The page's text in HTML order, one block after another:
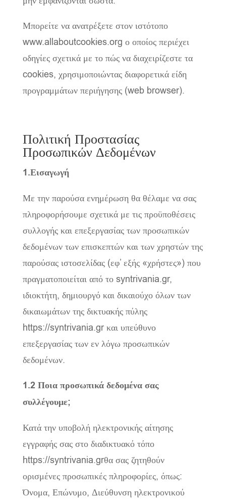
Μπορείτε να ανατρέξετε στον ιστότοπο
www.allaboutcookies.org ο οποίος περιέχει
οδηγίες σχετικά με το πώς να διαχειρίζεστε τα
cookies, χρησιμοποιώντας διαφορετικά είδη
προγραμμάτων περιήγησης (web browser).
Πολιτική Προστασίας
Προσωπικών Δεδομένων
1.Εισαγωγή
Με την παρούσα ενημέρωση θα θέλαμε να σας
πληροφορήσουμε σχετικά με τις προϋποθέσεις
συλλογής και επεξεργασίας των προσωπικών
δεδομένων των επισκεπτών και των χρηστών της
παρούσας ιστοσελίδας (εφ’ εξής «χρήστες») που
πραγματοποιείται από το syntrivania.gr,
ιδιοκτήτη, δημιουργό και δικαιούχο όλων των
δικαιωμάτων της δικτυακής πύλης
https://syntrivania.gr και υπεύθυνο
επεξεργασίας των εν λόγω προσωπικών
δεδομένων.
1.2 Ποια προσωπικά δεδομένα σας
συλλέγουμε;
Κατά την υποβολή ηλεκτρονικής αίτησης
εγγραφής σας στο διαδικτυακό τόπο
https://syntrivania.grθα σας ζητηθούν
ορισμένες προσωπικές πληροφορίες, όπως:
Όνομα, Επώνυμο, Διεύθυνση ηλεκτρονικού